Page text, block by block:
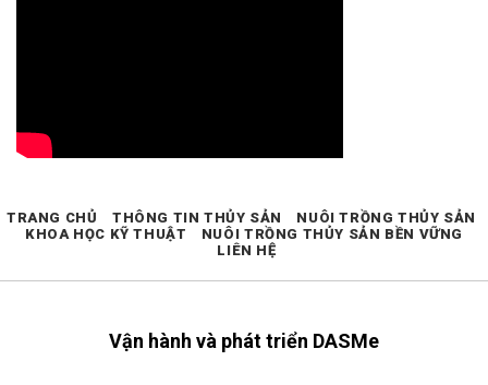
Vận hành và phát triển DASMe
TRANG CHỦ THÔNG TIN THỦY SẢN
NUÔI TRỒNG THỦY SẢN
KHOA HỌC KỸ THUẬT
NUÔI TRỒNG THỦY SẢN BỀN VỮNG
LIÊN HỆ